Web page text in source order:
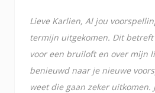
Lieve Karlien, Al jou
termijn uitgekomen. Dit
voor een bruiloft en over mijn
benieuwd naar je nieuwe
weet die gaan zeker uitkomen.